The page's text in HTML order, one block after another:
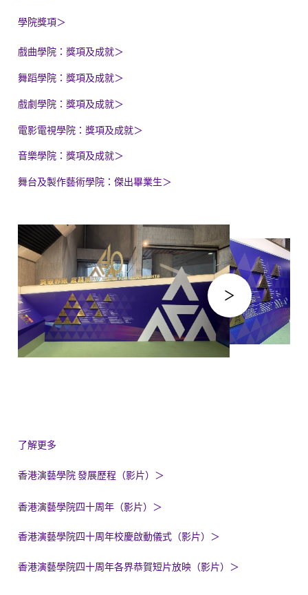
學院獎項＞
戲曲學院：獎項及成就＞
舞蹈學院：獎項及成就＞
戲劇學院：獎項及成就＞
電影電視學院：獎項及成就＞
音樂學院：獎項及成就＞
舞台及製作藝術學院：傑出畢業生 ＞
了解更多
香港演藝學院 發展歷程（影片） ＞
香港演藝學院四十周年 （影片）＞
香港演藝學院四十周年校慶啟動儀式（影片）＞
香港演藝學院四十周年各界恭賀短片放映（影片）＞